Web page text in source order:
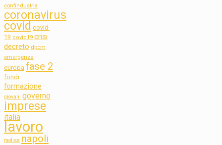
confindustria
coronavirus
covid covid-
19 covid19 crisi
decreto dpcm
emergenza
europa fase 2
fondi
formazione
giovani governo
imprese
italia
lavoro
molise napoli